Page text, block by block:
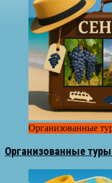
Организованные
Организованные